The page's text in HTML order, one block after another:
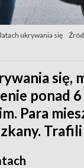
ukrywania się
się,
ponad
Para